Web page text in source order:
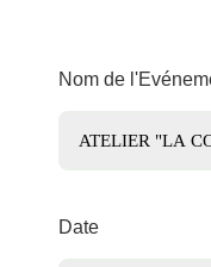
Nom de
Date